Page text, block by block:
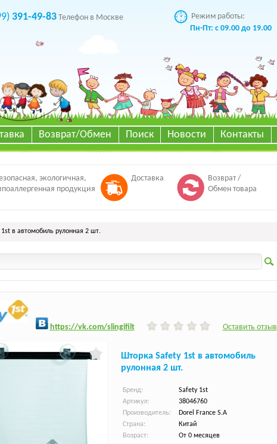
391-49-83Телефон в Москве
Режим работы:
Пн-Пт: с 09.00 до 19.00
Возврат/Обмен Поиск Новости Контакты
экологичная,
продукция
Доставка
Возврат /
Обмен товара
в автомобиль рулонная 2 шт.
https://vk.com/slingifilt Оставить отзыв
Шторка Safety 1st в автомобиль
рулонная 2 шт.
Бренд:
Safety 1st
Артикул:
38046760
Производитель:
Dorel France S.A
Страна:
Китай
Возраст:
От 0 месяцев